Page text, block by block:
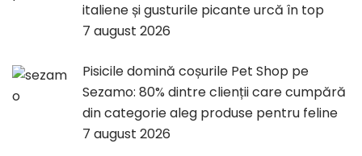
italiene și gusturile picante urcă în top
7 august 2026
Pisicile domină coșurile Pet Shop pe
Sezamo: 80% dintre clienții care cumpără
din categorie aleg produse pentru feline
7 august 2026